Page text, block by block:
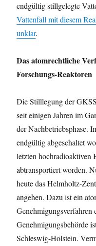
endgültig stillgelegte
Vattenfall mit diesem
unklar.
Das atomrechtliche
Forschungs-Reaktoren
Die Stilllegung der
seit einigen Jahren im
der Nachbetriebsphase.
endgültig abgeschaltet
letzten hochradioaktiven
abtransportiert worden.
heute das Helmholtz-
angehen. Dazu ist ein
Genehmigungsverfahren
Genehmigungsbehörde
Schleswig-Holstein.